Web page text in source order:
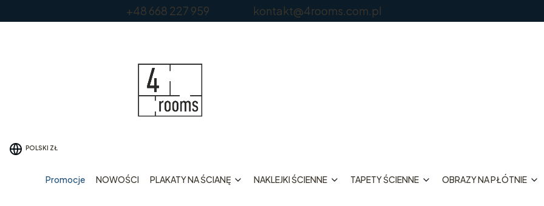
+48 668 227 959 kontakt@4rooms.com.pl
POLSKI ZŁ
Promocje NOWOŚCI PLAKATY NA ŚCIANĘ NAKLEJKI ŚCIENNE TAPETY ŚCIENNE OBRAZY NA PŁÓTNIE